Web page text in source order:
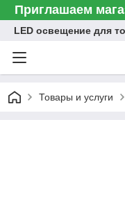
Приглашаем
LED освещение для
Товары и услуги